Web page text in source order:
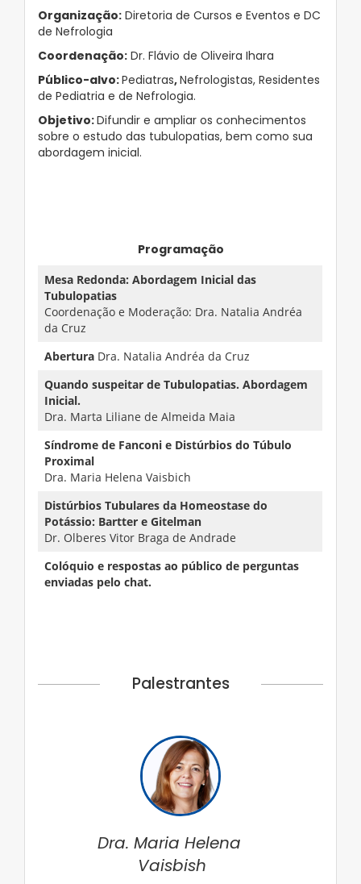
Organização: Diretoria de Cursos e Eventos e DC
de Nefrologia
Coordenação: Dr. Flávio de Oliveira Ihara
Público-alvo:Pediatras,Nefrologistas, Residentes
de Pediatria e de Nefrologia.
Objetivo:Difundir e ampliar os conhecimentos
sobre o estudo das tubulopatias, bem como sua
abordagem inicial.
Programação
Mesa Redonda: Abordagem Inicial das
Tubulopatias
Coordenação e Moderação: Dra. Natalia Andréa
da Cruz
Abertura Dra. Natalia Andréa da Cruz
Quando suspeitar de Tubulopatias. Abordagem
Inicial.
Dra. Marta Liliane de Almeida Maia
Síndrome de Fanconi e Distúrbios do Túbulo
Proximal
Dra. Maria Helena Vaisbich
Distúrbios Tubulares da Homeostase do
Potássio: Bartter e Gitelman
Dr. Olberes Vitor Braga de Andrade
Colóquio e respostas ao público de perguntas
enviadas pelo chat.
Palestrantes
Dra. Maria Helena
Vaisbish